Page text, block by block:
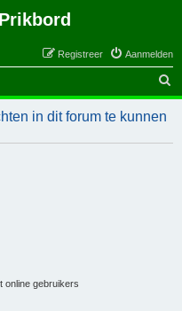
Aanmelden
Registreer
o
k
in dit forum te kunnen
online gebruikers